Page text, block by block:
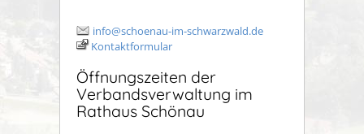
info@schoenau-im-schwarzwald.de
Kontaktformular
Öffnungszeiten der
Verbandsverwaltung im
Rathaus Schönau